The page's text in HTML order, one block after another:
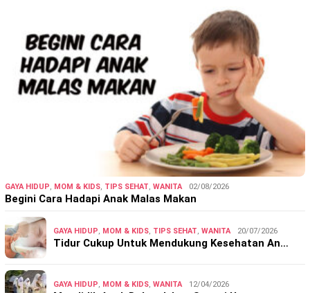
GAYA HIDUP, MOM & KIDS, TIPS SEHAT, WANITA 02/08/2026
Begini Cara Hadapi Anak Malas Makan
GAYA HIDUP, MOM & KIDS, TIPS SEHAT, WANITA 20/07/2026
Tidur Cukup Untuk Mendukung Kesehatan An…
GAYA HIDUP, MOM & KIDS, WANITA 12/04/2026